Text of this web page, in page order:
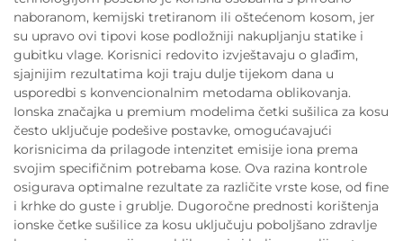
naboranom, kemijski tretiranom ili oštećenom kosom, jer
su upravo ovi tipovi kose podložniji nakupljanju statike i
gubitku vlage. Korisnici redovito izvještavaju o glađim,
sjajnijim rezultatima koji traju dulje tijekom dana u
usporedbi s konvencionalnim metodama oblikovanja.
Ionska značajka u premium modelima četki sušilica za kosu
često uključuje podešive postavke, omogućavajući
korisnicima da prilagode intenzitet emisije iona prema
svojim specifičnim potrebama kose. Ova razina kontrole
osigurava optimalne rezultate za različite vrste kose, od fine
i krhke do guste i grublje. Dugoročne prednosti korištenja
ionske četke sušilice za kosu uključuju poboljšano zdravlje